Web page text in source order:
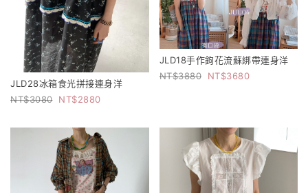
JLD28冰箱食光拼接連身洋
3080
2880
JLD18手作鉤花流蘇綁帶連身洋
3880
3680